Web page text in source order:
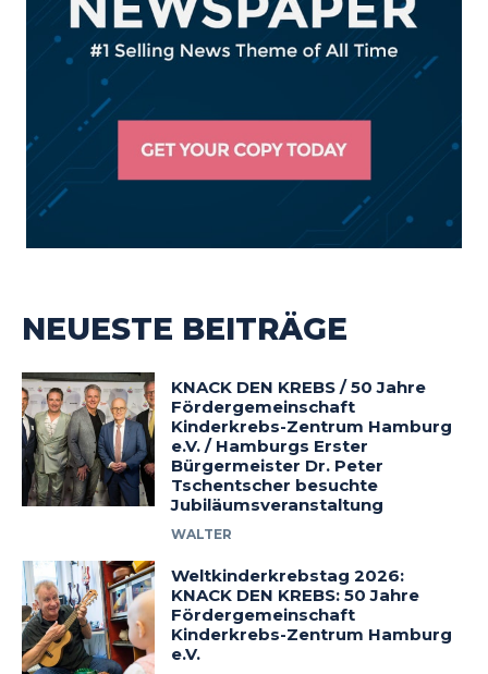
NEUESTE BEITRÄGE
KNACK DEN KREBS / 50 Jahre
Fördergemeinschaft
Kinderkrebs-Zentrum Hamburg
e.V. / Hamburgs Erster
Bürgermeister Dr. Peter
Tschentscher besuchte
Jubiläumsveranstaltung
WALTER
Weltkinderkrebstag 2026:
KNACK DEN KREBS: 50 Jahre
Fördergemeinschaft
Kinderkrebs-Zentrum Hamburg
e.V.